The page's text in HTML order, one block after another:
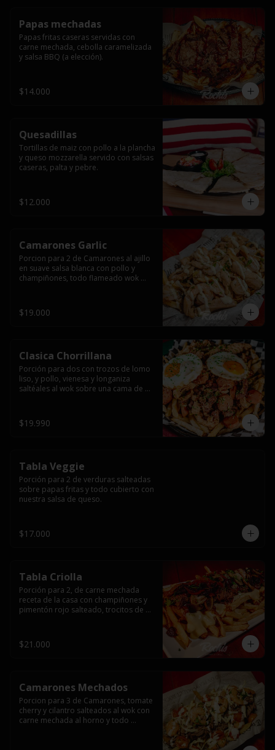
Papas mechadas
Papas fritas caseras servidas con
carne mechada, cebolla caramelizada
y salsa BBQ (a elección).
$14.000
Quesadillas
Tortillas de maiz con pollo a la plancha
y queso mozzarella servido con salsas
caseras, palta y pebre.
$12.000
Camarones Garlic
Porcion para 2 de Camarones al ajillo
en suave salsa blanca con pollo y
champiñones, todo flameado wok
$19.000
Clasica Chorrillana
Porción para dos con trozos de lomo
liso, y pollo, vienesa y longaniza
saltéales al wok sobre una cama de
$19.990
Tabla Veggie
Porción para 2 de verduras salteadas
sobre papas fritas y todo cubierto con
nuestra salsa de queso.
$17.000
Tabla Criolla
Porción para 2, de carne mechada
receta de la casa con champiñones y
pimentón rojo salteado, trocitos de
papas fritas.
$21.000
Camarones Mechados
Porcion para 3 de Camarones, tomate
cherry y cilantro salteados al wok con
carne mechada al horno y todo